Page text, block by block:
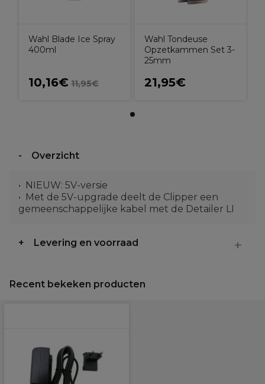
Wahl Blade Ice Spray
400ml
10,16€ 11,95€
Wahl Tondeuse
Opzetkammen Set 3-
25mm
21,95€
Overzicht
NIEUW: 5V-versie
Met de 5V-upgrade deelt de Clipper een
gemeenschappelijke kabel met de Detailer LI
Levering en voorraad
Recent bekeken producten